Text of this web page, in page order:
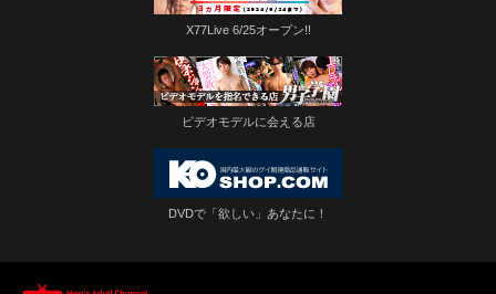
X77Live 6/25オープン!!
ビデオモデルに会える店
DVDで「欲しい」あなたに！